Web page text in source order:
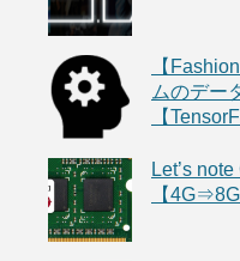
【
ムのデー
【
Let’s
【4G⇒8G